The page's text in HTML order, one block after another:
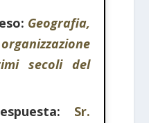
Geografia,
secoli del
Sr.